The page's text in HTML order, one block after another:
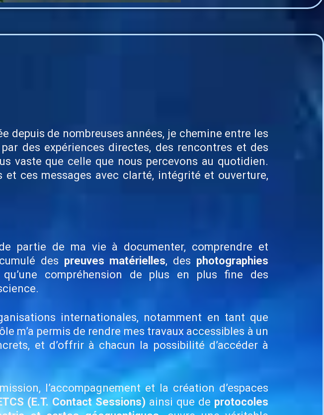
depuis de nombreuses années, je chemine entre les
des expériences directes, des rencontres et des
vaste que celle que nous percevons au quotidien.
ces messages avec clarté, intégrité et ouverture,
partie de ma vie à documenter, comprendre et
des preuves matérielles, des photographies
compréhension de plus en plus fine des
internationales, notamment en tant que
m’a permis de rendre mes travaux accessibles à un
et d’offrir à chacun la possibilité d’accéder à
l’accompagnement et la création d’espaces
(E.T. Contact Sessions) ainsi que de protocoles